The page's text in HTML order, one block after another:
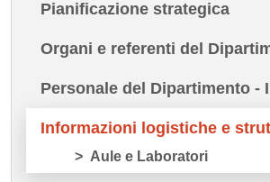
Pianificazione strategica
Organi e referenti del
Personale del Dipartimento -
Informazioni logistiche e
Aule e Laboratori